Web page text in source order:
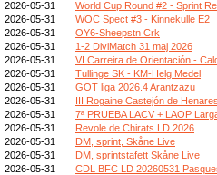
2026-05-31
World Cup Round #2 - Sprint
2026-05-31
WOC Spect #3 - Kinnekulle E2
2026-05-31
OY6-Sheepstn Crk
2026-05-31
1-2 DiviMatch 31 maj 2026
2026-05-31
VI Carreira de Orientación -
2026-05-31
Tullinge SK - KM-Helg Medel
2026-05-31
GOT liga 2026.4 Arantzazu
2026-05-31
III Rogaine Castejón de Henares
2026-05-31
7ª PRUEBA LACV + LAOP
2026-05-31
Revole de Chirats LD 2026
2026-05-31
DM, sprint, Skåne Live
2026-05-31
DM, sprintstafett Skåne Live
2026-05-31
CDL BFC LD 20260531